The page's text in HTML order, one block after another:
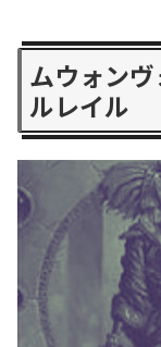
ムウォン
ルレイル